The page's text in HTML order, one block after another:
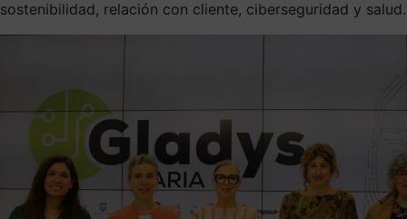
sostenibilidad, relación con cliente, ciberseguridad y salud.